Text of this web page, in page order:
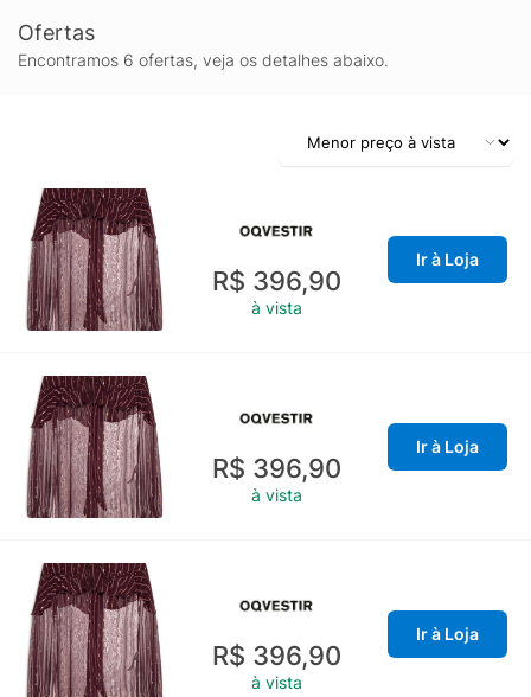
Ofertas
Encontramos 6 ofertas, veja os detalhes abaixo.
R$ 396,90
à vista
Ir à Loja
R$ 396,90
à vista
Ir à Loja
R$ 396,90
à vista
Ir à Loja